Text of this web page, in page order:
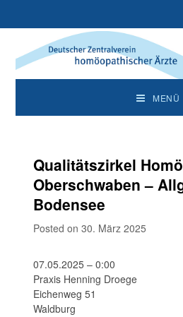
MENÜ
Qualitätszirkel
Oberschwaben –
Bodensee
Posted on 30. März 2025
07.05.2025 – 0:00
Praxis Henning Droege
Eichenweg 51
Waldburg